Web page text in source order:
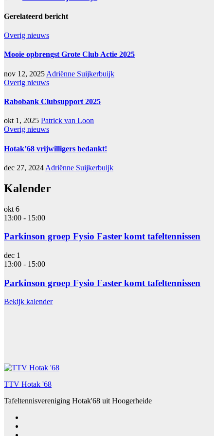
Gerelateerd bericht
Overig nieuws
Mooie opbrengst Grote Club Actie 2025
nov 12, 2025 Adriënne Suijkerbuijk
Overig nieuws
Rabobank Clubsupport 2025
okt 1, 2025 Patrick van Loon
Overig nieuws
Hotak’68 vrijwilligers bedankt!
dec 27, 2024 Adriënne Suijkerbuijk
Kalender
okt 6
13:00 - 15:00
Parkinson groep Fysio Faster komt tafeltennissen
dec 1
13:00 - 15:00
Parkinson groep Fysio Faster komt tafeltennissen
Bekijk kalender
TTV Hotak '68
Tafeltennisvereniging Hotak'68 uit Hoogerheide